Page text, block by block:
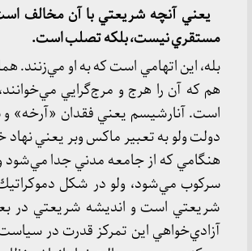
يعني آنچه شريعتي با آن مخالف
مستقري نيست، بلكه تصلب است.
بله، اين اتهامي است كه به او مي‌زنند.
هم كه آن را هرج و مرج‌گرايي
است. آنارشيسم يعني فقدان «آرخه»
دولت ولو به تعبير ماكس وبر يعني نهاد
هنگامي كه از جامعه مدني جدا مي‌شود و
سركوب مي‌شود، ولو در شكل
شريعتي است و انديشه شريعتي در
آزادي‌خواهي اين تمركز قدرت در